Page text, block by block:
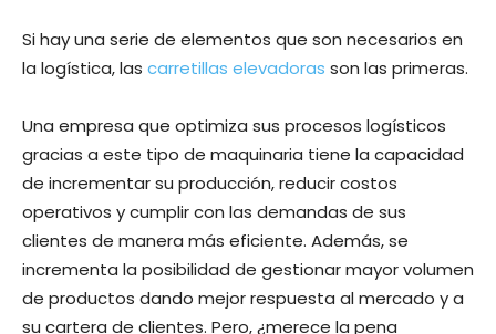
Si hay una serie de elementos que son necesarios en
la logística, las carretillas elevadoras son las primeras.
Una empresa que optimiza sus procesos logísticos
gracias a este tipo de maquinaria tiene la capacidad
de incrementar su producción, reducir costos
operativos y cumplir con las demandas de sus
clientes de manera más eficiente. Además, se
incrementa la posibilidad de gestionar mayor volumen
de productos dando mejor respuesta al mercado y a
su cartera de clientes. Pero, ¿merece la pena